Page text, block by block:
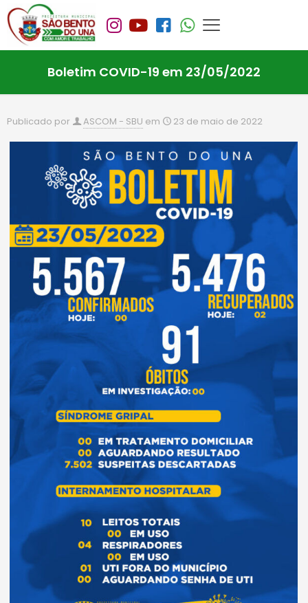
Boletim COVID-19 em 23/05/2022
Publicado por ASCOM - SBU em 23 de maio de 2022